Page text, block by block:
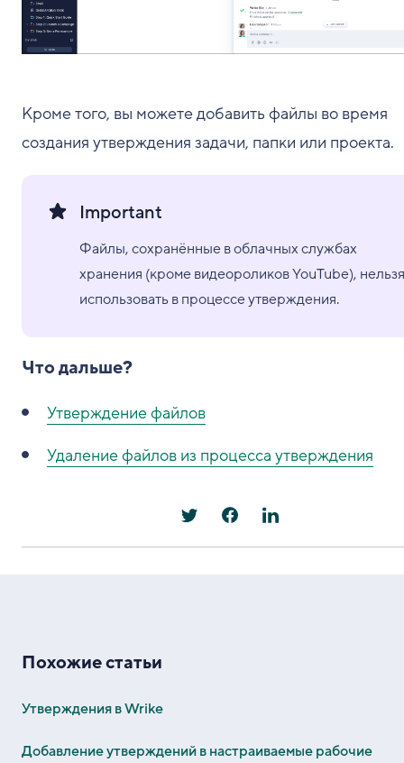
Кроме того, вы можете добавить файлы во время
создания утверждения задачи, папки или проекта.
Important
Файлы, сохранённые в облачных службах
хранения (кроме видеороликов YouTube), нельзя
использовать в процессе утверждения.
Что дальше?
Утверждение файлов
Удаление файлов из процесса утверждения
Похожие статьи
Утверждения в Wrike
Добавление утверждений в настраиваемые рабочие